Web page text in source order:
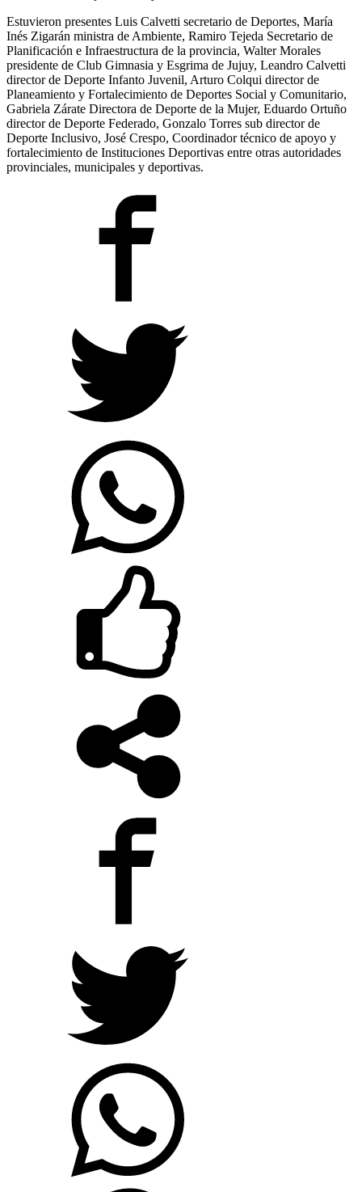
Estuvieron presentes Luis Calvetti secretario de Deportes, María
Inés Zigarán ministra de Ambiente, Ramiro Tejeda Secretario de
Planificación e Infraestructura de la provincia, Walter Morales
presidente de Club Gimnasia y Esgrima de Jujuy, Leandro Calvetti
director de Deporte Infanto Juvenil, Arturo Colqui director de
Planeamiento y Fortalecimiento de Deportes Social y Comunitario,
Gabriela Zárate Directora de Deporte de la Mujer, Eduardo Ortuño
director de Deporte Federado, Gonzalo Torres sub director de
Deporte Inclusivo, José Crespo, Coordinador técnico de apoyo y
fortalecimiento de Instituciones Deportivas entre otras autoridades
provinciales, municipales y deportivas.